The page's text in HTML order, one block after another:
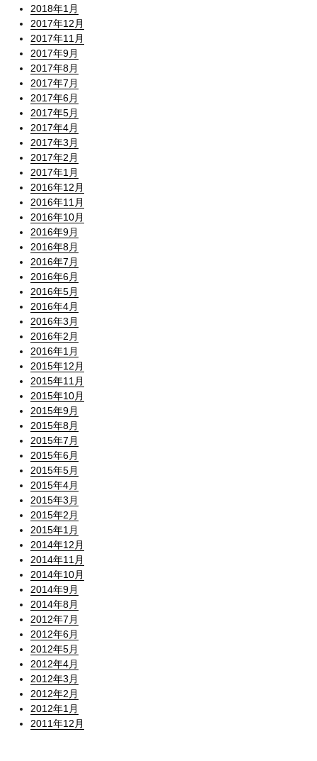
2018年1月
2017年12月
2017年11月
2017年9月
2017年8月
2017年7月
2017年6月
2017年5月
2017年4月
2017年3月
2017年2月
2017年1月
2016年12月
2016年11月
2016年10月
2016年9月
2016年8月
2016年7月
2016年6月
2016年5月
2016年4月
2016年3月
2016年2月
2016年1月
2015年12月
2015年11月
2015年10月
2015年9月
2015年8月
2015年7月
2015年6月
2015年5月
2015年4月
2015年3月
2015年2月
2015年1月
2014年12月
2014年11月
2014年10月
2014年9月
2014年8月
2012年7月
2012年6月
2012年5月
2012年4月
2012年3月
2012年2月
2012年1月
2011年12月